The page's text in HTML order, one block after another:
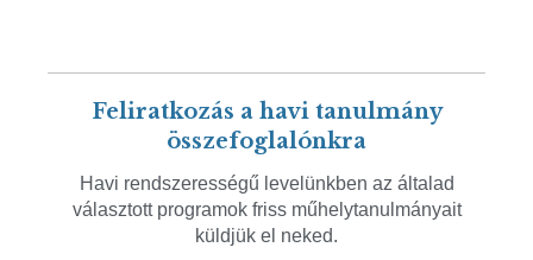
Feliratkozás a havi tanulmány
összefoglalónkra
Havi rendszerességű levelünkben az általad
választott programok friss műhelytanulmányait
küldjük el neked.